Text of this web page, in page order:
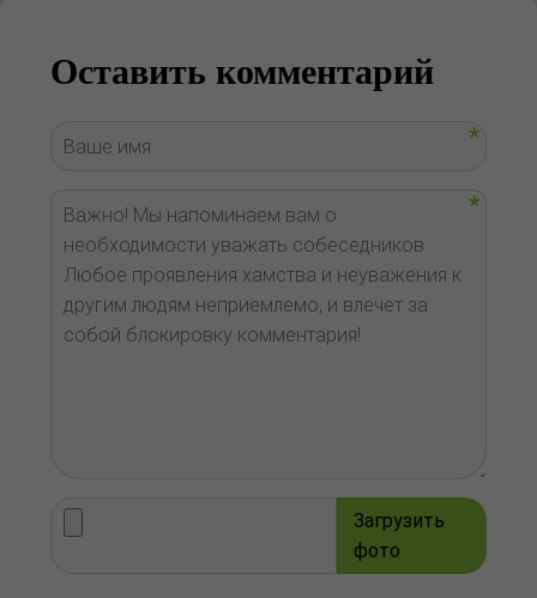
Оставить комментарий
Загрузить
фото